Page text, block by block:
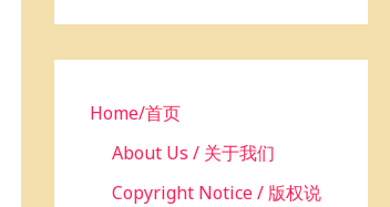
r
Home/首页
About Us / 关于我们
Copyright Notice / 版权说